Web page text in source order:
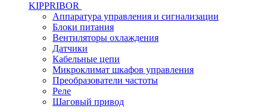
KIPPRIBOR
Аппаратура управления и сигнализации
Блоки питания
Вентиляторы охлаждения
Датчики
Кабельные цепи
Микроклимат шкафов управления
Преобразователи частоты
Реле
Шаговый привод